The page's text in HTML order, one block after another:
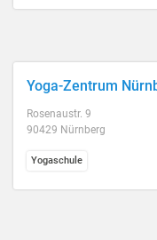
Yoga-Zentrum
Rosenaustr. 9
90429 Nürnberg
Yogaschule